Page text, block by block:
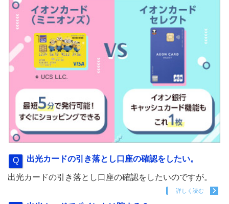
出光カードの引き落とし口座の確認をしたい。
出光カードの引き落とし口座の確認をしたいのですが。
詳しく読む